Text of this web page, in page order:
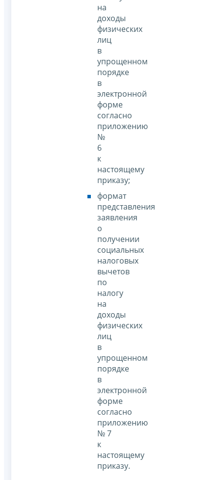
на
доходы
физических
лиц
в
упрощенном
порядке
в
электронной
форме
согласно
приложению
№
6
к
настоящему
приказу;
формат
представления
заявления
о
получении
социальных
налоговых
вычетов
по
налогу
на
доходы
физических
лиц
в
упрощенном
порядке
в
электронной
форме
согласно
приложению
№ 7
к
настоящему
приказу.